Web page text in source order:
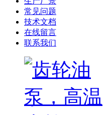
常见问题
技术文档
在线留言
联系我们